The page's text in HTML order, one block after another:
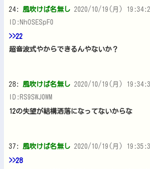
24: 風吹けば名無し 2020/10/19(月)
ID:NhOSESpF0
>>22
超音波式やからできるんやないか？
28: 風吹けば名無し 2020/10/19(月)
ID:RS9SWJ0WM
12の失望が結構洒落になってないからな
37: 風吹けば名無し 2020/10/19(月)
>>28